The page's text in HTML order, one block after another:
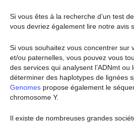
Si vous êtes à la recherche d’un test
vous devriez également lire notre avis
Si vous souhaitez vous concentrer sur
et/ou paternelles, vous pouvez vous
des services qui analysent l’ADNmt
déterminer des haplotypes de lignées
Genomes propose également le
chromosome Y.
Il existe de nombreuses grandes